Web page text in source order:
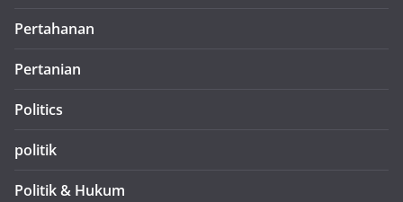
Pertahanan
Pertanian
Politics
politik
Politik & Hukum